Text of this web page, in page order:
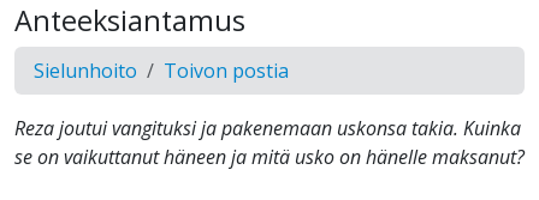
Anteeksiantamus
Sielunhoito Toivon postia
Reza joutui vangituksi ja pakenemaan uskonsa takia. Kuinka
se on vaikuttanut häneen ja mitä usko on hänelle maksanut?